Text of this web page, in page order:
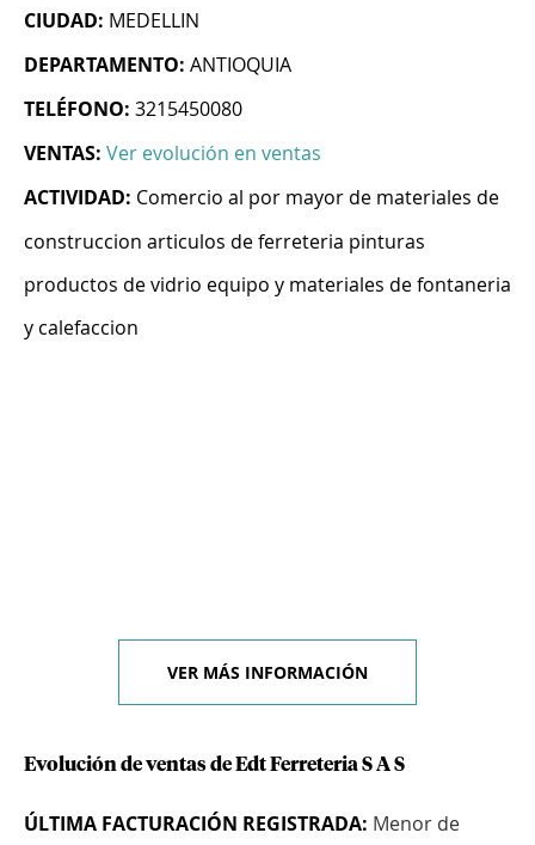
CIUDAD: MEDELLIN
DEPARTAMENTO: ANTIOQUIA
TELÉFONO: 3215450080
VENTAS: Ver evolución en ventas
ACTIVIDAD: Comercio al por mayor de materiales de
construccion articulos de ferreteria pinturas
productos de vidrio equipo y materiales de fontaneria
y calefaccion
VER MÁS INFORMACIÓN
Evolución de ventas de Edt Ferreteria S A S
ÚLTIMA FACTURACIÓN REGISTRADA: Menor de